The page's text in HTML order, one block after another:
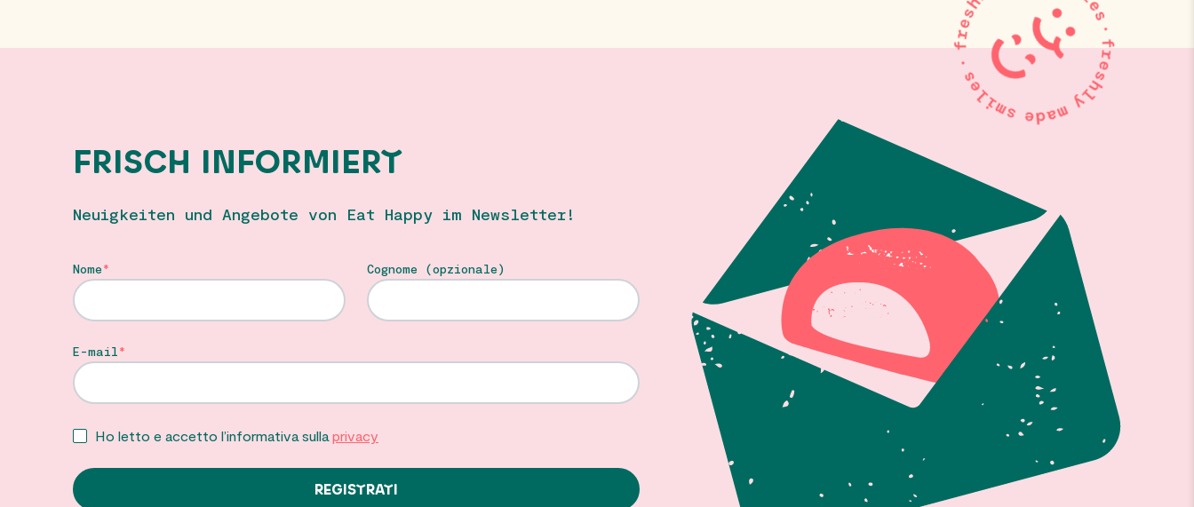
FRISCH INFORMIERT
Neuigkeiten und Angebote von Eat Happy im Newsletter!
Nome Cognome (opzionale)
E-mail
Ho letto e accetto l’informativa sullaprivacy